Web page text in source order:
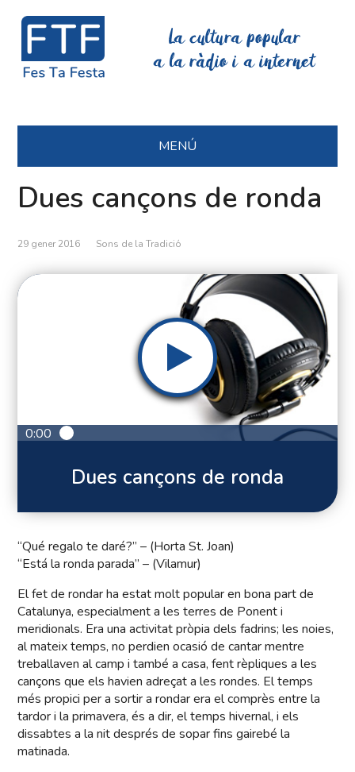
La cultura popular
a la ràdio i a internet
MENÚ
Dues cançons de ronda
29 gener 2016 Sons de la Tradició
0:00
Dues cançons de ronda
“Qué regalo te daré?” – (Horta St. Joan)
“Está la ronda parada” – (Vilamur)
El fet de rondar ha estat molt popular en bona part de
Catalunya, especialment a les terres de Ponent i
meridionals. Era una activitat pròpia dels fadrins; les noies,
al mateix temps, no perdien ocasió de cantar mentre
treballaven al camp i també a casa, fent rèpliques a les
cançons que els havien adreçat a les rondes. El temps
més propici per a sortir a rondar era el comprès entre la
tardor i la primavera, és a dir, el temps hivernal, i els
dissabtes a la nit després de sopar fins gairebé la
matinada.